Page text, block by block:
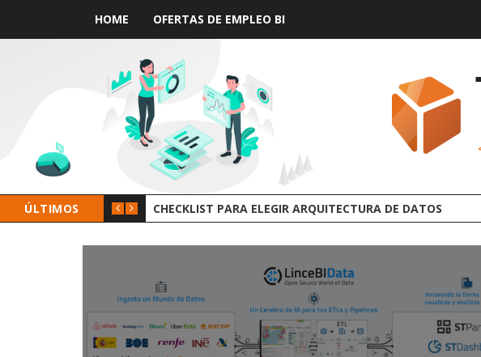
HOME OFERTAS DE EMPLEO BI
ÚLTIMOS GROOT AI LINCEBI: LA NUEVA